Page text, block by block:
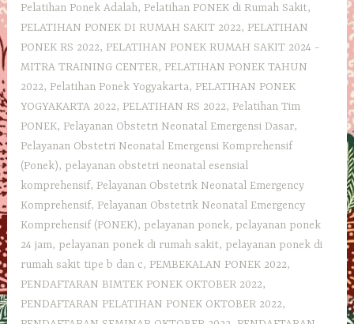
Pelatihan Ponek Adalah, Pelatihan PONEK di Rumah Sakit,
PELATIHAN PONEK DI RUMAH SAKIT 2022, PELATIHAN
PONEK RS 2022, PELATIHAN PONEK RUMAH SAKIT 2024 -
MITRA TRAINING CENTER, PELATIHAN PONEK TAHUN
2022, Pelatihan Ponek Yogyakarta, PELATIHAN PONEK
YOGYAKARTA 2022, PELATIHAN RS 2022, Pelatihan Tim
PONEK, Pelayanan Obstetri Neonatal Emergensi Dasar,
Pelayanan Obstetri Neonatal Emergensi Komprehensif
(Ponek), pelayanan obstetri neonatal esensial
komprehensif, Pelayanan Obstetrik Neonatal Emergency
Komprehensif, Pelayanan Obstetrik Neonatal Emergency
Komprehensif (PONEK), pelayanan ponek, pelayanan ponek
24 jam, pelayanan ponek di rumah sakit, pelayanan ponek di
rumah sakit tipe b dan c, PEMBEKALAN PONEK 2022,
PENDAFTARAN BIMTEK PONEK OKTOBER 2022,
PENDAFTARAN PELATIHAN PONEK OKTOBER 2022,